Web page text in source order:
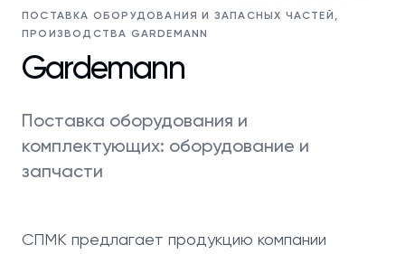
ПОСТАВКА ОБОРУДОВАНИЯ И ЗАПАСНЫХ ЧАСТЕЙ,
ПРОИЗВОДСТВА GARDEMANN
Gardemann
Поставка оборудования и
комплектующих: оборудование и
запчасти
СПМК предлагает продукцию компании